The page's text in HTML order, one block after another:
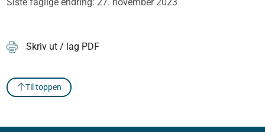
Skriv ut / lag PDF
Til toppen